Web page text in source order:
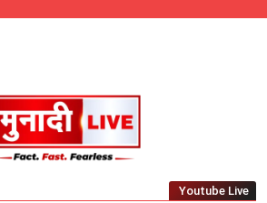
Munadi Live – Jharkhand's Leading Local
Youtube Live